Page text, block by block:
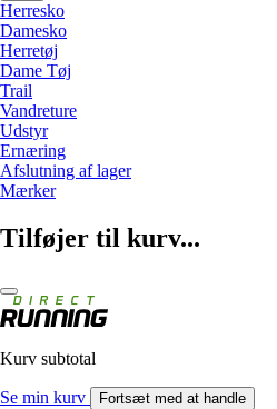
Herresko
Damesko
Herretøj
Dame Tøj
Trail
Vandreture
Udstyr
Ernæring
Afslutning af lager
Mærker
Tilføjer til kurv...
Kurv subtotal
Se min kurv Fortsæt med at handle